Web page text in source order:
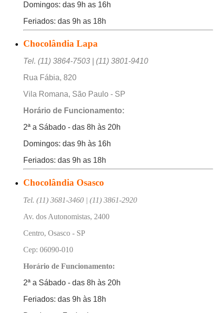
Domingos: das 9h as 16h
Feriados: das 9h as 18h
Chocolândia Lapa
Tel. (11) 3864-7503 | (11) 3801-9410
Rua Fábia, 820
Vila Romana, São Paulo - SP
Horário de Funcionamento:
2ª a Sábado - das 8h às 20h
Domingos: das 9h às 16h
Feriados: das 9h as 18h
Chocolândia Osasco
Tel. (11) 3681-3460 | (11) 3861-2920
Av. dos Autonomistas, 2400
Centro, Osasco - SP
Cep: 06090-010
Horário de Funcionamento:
2ª a Sábado - das 8h às 20h
Feriados: das 9h às 18h